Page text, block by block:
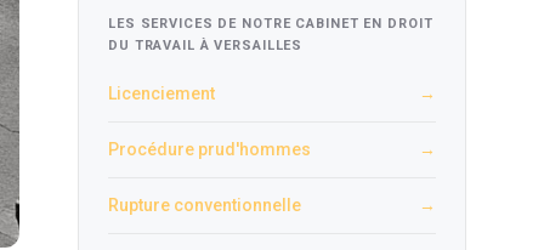
LES SERVICES DE NOTRE CABINET EN DROIT
DU TRAVAIL À VERSAILLES
Licenciement →
Procédure prud'hommes →
Rupture conventionnelle →